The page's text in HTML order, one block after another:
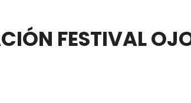
FESTIVAL